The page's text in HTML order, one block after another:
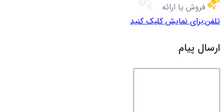
فروش یا ارائه
تلفن:برای نمایش کلیک کنید
ارسال پیام